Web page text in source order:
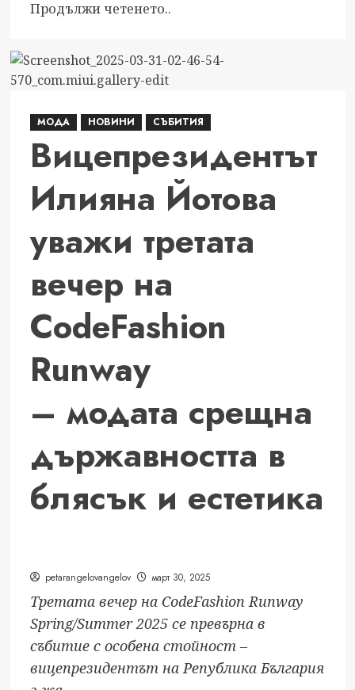
Продължи четенето..Read
С
Ива
Атанасова
посреща
гости
в
Хилтън
поредните
отличия
МОДА НОВИНИ СЪБИТИЯ
Вицепрезидентът
Илияна Йотова
уважи третата
вечер на
CodeFashion
Runway
– модата срещна
държавността в
блясък и естетика
petarangelovangelov март 30, 2025
Третата вечер на CodeFashion Runway
Spring/Summer 2025 се превърна в
събитие с особена стойност –
вицепрезидентът на Република България